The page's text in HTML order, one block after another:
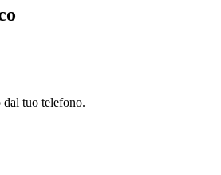
tuo telefono.